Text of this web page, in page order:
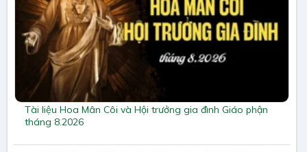
Tài liệu Hoa Mân Côi và Hội trưởng gia đình Giáo phận
tháng 8.2026